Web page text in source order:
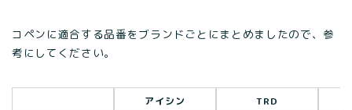
コペンに適合する品番をブランドごとにまとめましたので、参
考にしてください。
アイシン TRD